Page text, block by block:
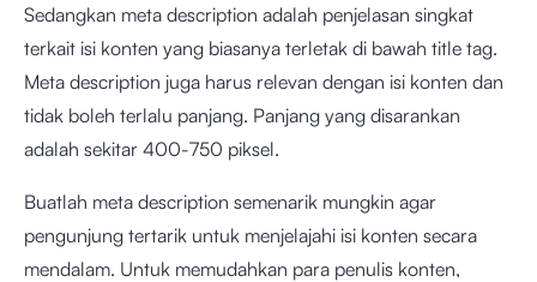
Sedangkan meta description adalah penjelasan singkat
terkait isi konten yang biasanya terletak di bawah title tag.
Meta description juga harus relevan dengan isi konten dan
tidak boleh terlalu panjang. Panjang yang disarankan
adalah sekitar 400-750 piksel.
Buatlah meta description semenarik mungkin agar
pengunjung tertarik untuk menjelajahi isi konten secara
mendalam. Untuk memudahkan para penulis konten,